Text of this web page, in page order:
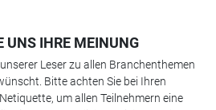
UNS IHRE MEINUNG
Leser zu allen Branchenthemen
Bitte achten Sie bei Ihren
um allen Teilnehmern eine